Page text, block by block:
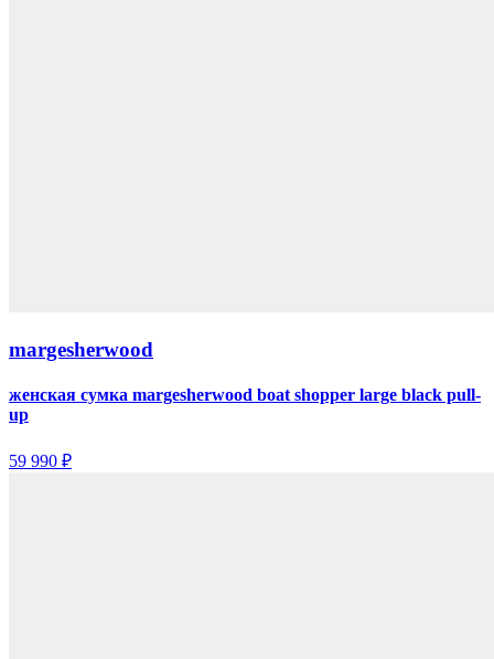
margesherwood
женская сумка margesherwood boat shopper large black pull-
up
59 990 ₽